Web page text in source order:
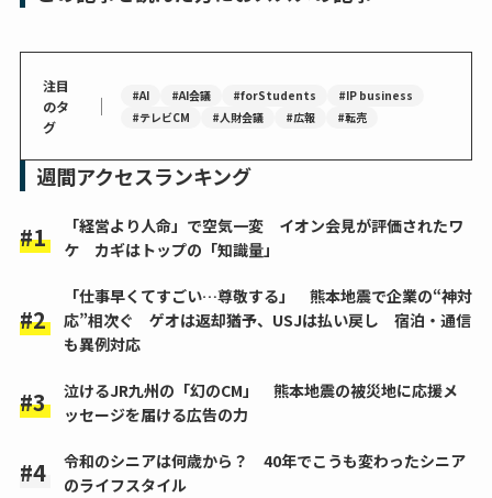
注目
のタ
グ
｜ #AI #AI会議 #forStudents
#IP business
#テレビCM
#人財会議 #広報 #転売
週間アクセスランキング
「経営より人命」で空気一変 イオン会見が評価されたワ
ケ カギはトップの「知識量」
「仕事早くてすごい…尊敬する」 熊本地震で企業の“神対
応”相次ぐ ゲオは返却猶予、USJは払い戻し 宿泊・通信
も異例対応
泣けるJR九州の「幻のCM」 熊本地震の被災地に応援メ
ッセージを届ける広告の力
令和のシニアは何歳から？ 40年でこうも変わったシニア
のライフスタイル